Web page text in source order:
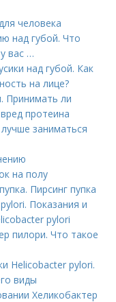
человека
над губой. Что
вас …
над губой. Как
на лице?
Принимать ли
протеина
заниматься
на полу
Пирсинг пупка
Показания и
pylori
пилори. Что такое
Helicobacter pylori.
виды
Хеликобактер